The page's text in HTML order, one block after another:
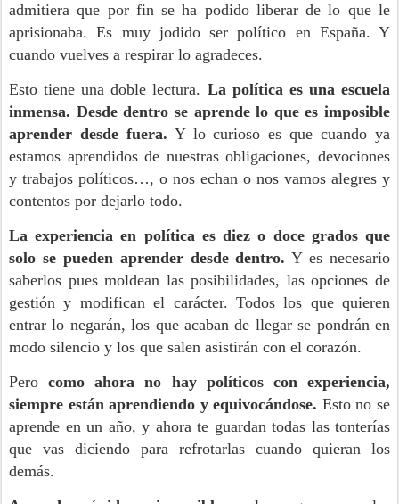
admitiera que por fin se ha podido liberar de lo que le
aprisionaba. Es muy jodido ser político en España. Y
cuando vuelves a respirar lo agradeces.
Esto tiene una doble lectura. La política es una escuela
inmensa. Desde dentro se aprende lo que es imposible
aprender desde fuera. Y lo curioso es que cuando ya
estamos aprendidos de nuestras obligaciones, devociones
y trabajos políticos…, o nos echan o nos vamos alegres y
contentos por dejarlo todo.
La experiencia en política es diez o doce grados que
solo se pueden aprender desde dentro. Y es necesario
saberlos pues moldean las posibilidades, las opciones de
gestión y modifican el carácter. Todos los que quieren
entrar lo negarán, los que acaban de llegar se pondrán en
modo silencio y los que salen asistirán con el corazón.
Perocomo ahora no hay políticos con experiencia,
siempre están aprendiendo y equivocándose. Esto no se
aprende en un año, y ahora te guardan todas las tonterías
que vas diciendo para refrotarlas cuando quieran los
demás.